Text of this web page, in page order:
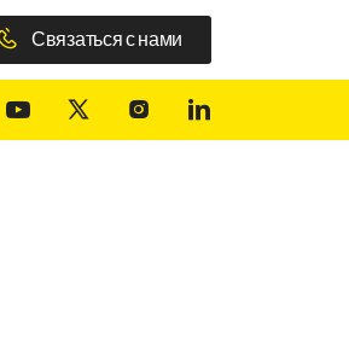
Связаться с нами